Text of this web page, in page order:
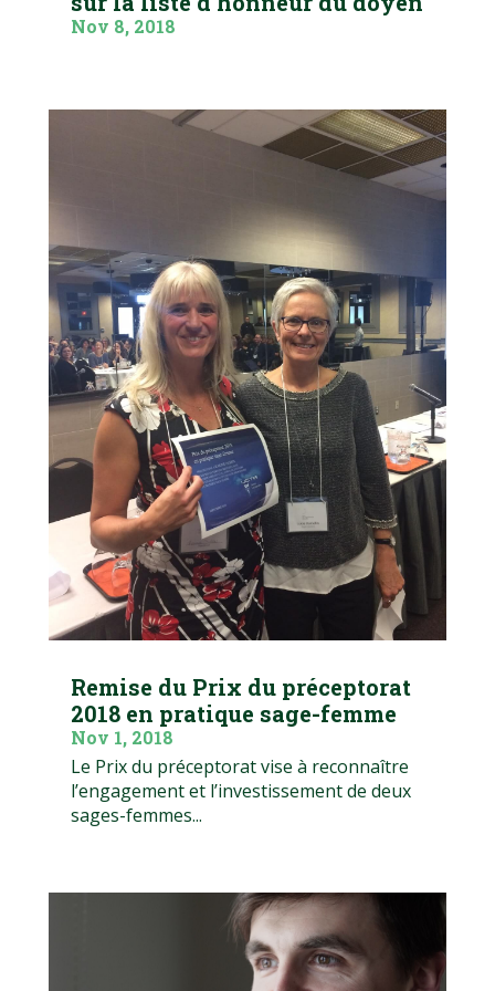
Nov 8, 2018
Remise du Prix du préceptorat
2018 en pratique sage-femme
Nov 1, 2018
Le Prix du préceptorat vise à reconnaître
l’engagement et l’investissement de deux
sages-femmes...